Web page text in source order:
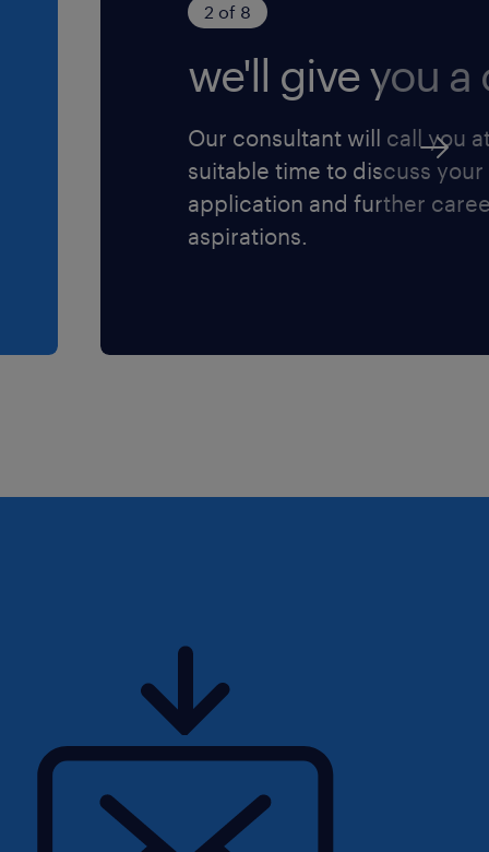
2 of 8
we'll give you a
Our consultant will call you
suitable time to discuss your
application and further
aspirations.